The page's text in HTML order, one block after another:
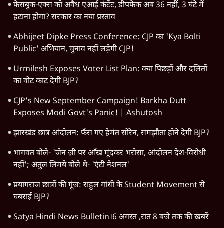
फेसबुक-एक्स को अवैध एआई कंटेंट, डीपफेक अब 36 नहीं, 3 घंटे में
हटाना होगा? सरकार का नया प्रस्ताव
Abhijeet Dipke Press Conference: CJP का 'Kya Bolti
Public' अभियान, चुनाव नहीं लड़ेगी CJP!
Urmilesh Exposes Voter List Plan: क्या पिछड़ों और दलितों
का वोट काट देगी BJP?
CJP's New September Campaign! Barkha Dutt
Exposes Modi Govt's Panic! | Ashutosh
झारखंड छात्र आंदोलन: फँस गए हेमंत सोरेन, समझौता होने देगी BJP?
भागवत बोले- 'जेन ज़ी पर आँख मूंदकर भरोसा, आंदोलन देश-विरोधी
नहीं'; अतुल लिमये बोले थे- 'एंटी नेशनल'
प्रयागराज छात्रों की गूंज: राहुल गांधी के Student Movement से
घबराई BJP?
Satya Hindi News Bulletin।6 अगस्त ,रात 8 बजे तक की ख़बरें